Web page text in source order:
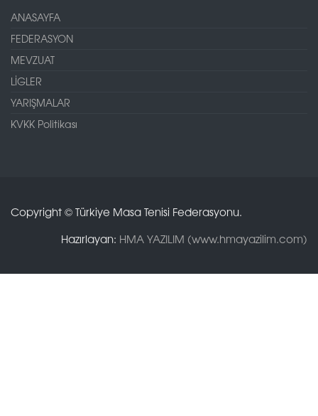
ANASAYFA
FEDERASYON
MEVZUAT
LİGLER
YARIŞMALAR
KVKK Politikası
Copyright © Türkiye Masa Tenisi Federasyonu.
Hazırlayan: HMA YAZILIM (www.hmayazilim.com)